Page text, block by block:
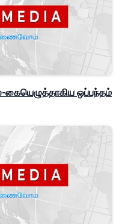
கையெழுத்தாகிய ஒப்பந்தம்